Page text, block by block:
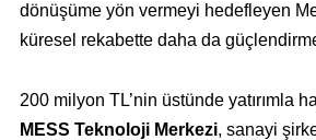
dönüşüme yön vermeyi hedefleyen
küresel rekabette daha da
200 milyon TL’nin üstünde yatırımla
MESS Teknoloji Merkezi, sanayi